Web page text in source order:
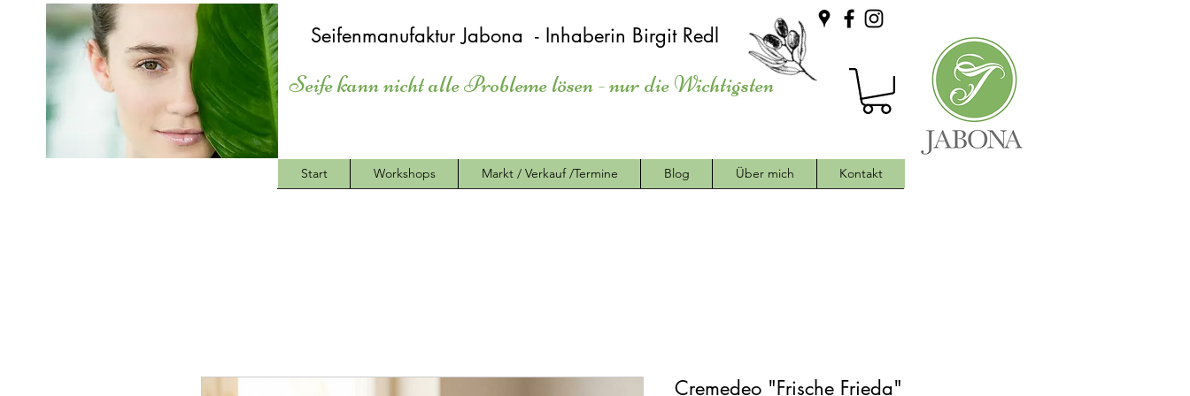
Seifenmanufaktur Jabona - Inhaberin Birgit Redl
Seife kann nicht alle Probleme lösen - nur die Wichtigsten
Start Workshops Markt / Verkauf /Termine Blog Über mich Kontakt
Cremedeo "Frische Frieda"